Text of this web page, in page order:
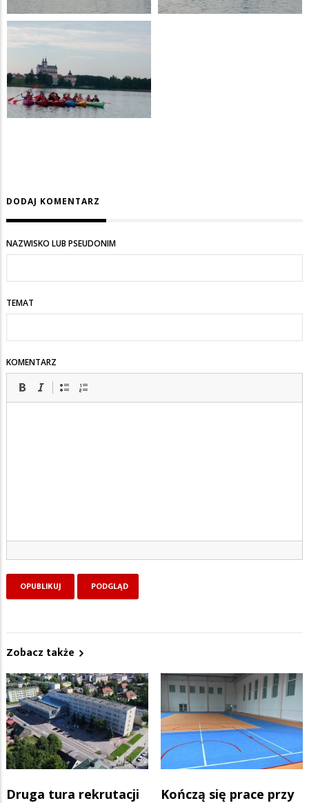
DODAJ KOMENTARZ
NAZWISKO LUB PSEUDONIM
TEMAT
KOMENTARZ
Zobacz także
Druga tura rekrutacji
Kończą się prace przy